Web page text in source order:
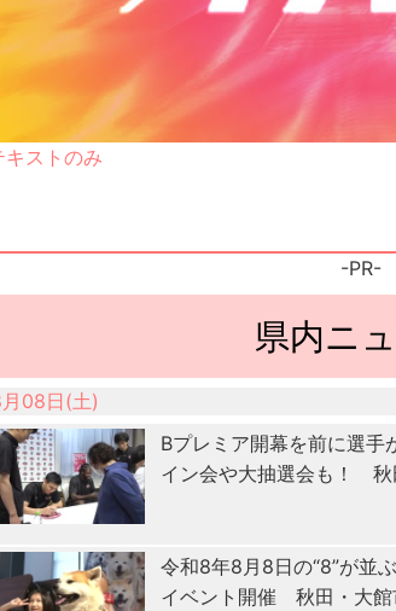
キストのみ
-PR-
県内ニ
08日(土)
Bプレミア開幕を前に選
イン会や大抽選会も！ 秋
令和8年8月8日の“8”が並
イベント開催 秋田・大館